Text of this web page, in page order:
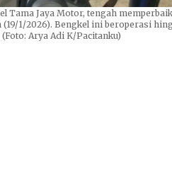
Tama Jaya Motor, tengah
1/2026). Bengkel ini beroperasi
Arya Adi K/Pacitanku)